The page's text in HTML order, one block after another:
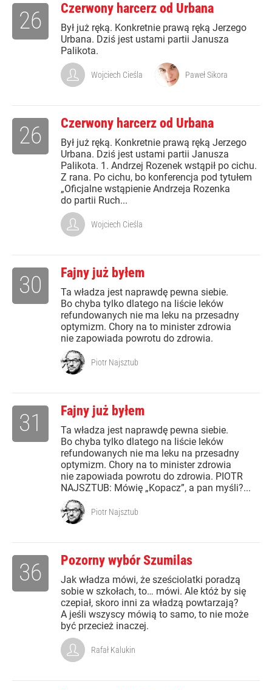
Czerwony harcerz od Urbana
Był już ręką. Konkretnie prawą ręką Jerzego
Urbana. Dziś jest ustami partii Janusza
Palikota.
26
Wojciech Cieśla Paweł Sikora
Czerwony harcerz od Urbana
Był już ręką. Konkretnie prawą ręką Jerzego
Urbana. Dziś jest ustami partii Janusza
Palikota. 1. Andrzej Rozenek wstąpił po cichu.
Z rana. Po cichu, bo konferencja pod tytułem
„Oficjalne wstąpienie Andrzeja Rozenka
do partii Ruch...
26
Wojciech Cieśla
Fajny już byłem
Ta władza jest naprawdę pewna siebie.
Bo chyba tylko dlatego na liście leków
refundowanych nie ma leku na przesadny
optymizm. Chory na to minister zdrowia
nie zapowiada powrotu do zdrowia.
30
Piotr Najsztub
Fajny już byłem
Ta władza jest naprawdę pewna siebie.
Bo chyba tylko dlatego na liście leków
refundowanych nie ma leku na przesadny
optymizm. Chory na to minister zdrowia
nie zapowiada powrotu do zdrowia. PIOTR
NAJSZTUB: Mówię „Kopacz”, a pan myśli?...
31
Piotr Najsztub
Pozorny wybór Szumilas
Jak władza mówi, że sześciolatki poradzą
sobie w szkołach, to… mówi. Ale któż by się
czepiał, skoro inni za władzą powtarzają?
A jeśli wszyscy mówią to samo, to nie może
być przecież inaczej.
36
Rafał Kalukin